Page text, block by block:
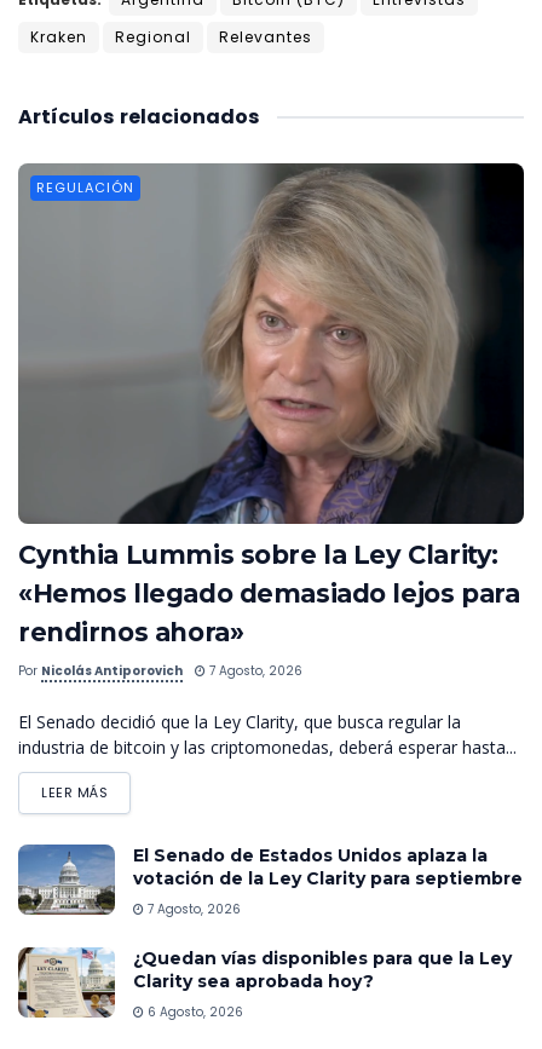
Kraken
Regional Relevantes
relacionados
Artículos
REGULACIÓN
Cynthia Lummis sobre la Ley Clarity:
«Hemos llegado demasiado lejos para
rendirnos ahora»
Por Nicolás Antiporovich 7 Agosto, 2026
El Senado decidió que la Ley Clarity, que busca regular la
industria de bitcoin y las criptomonedas, deberá esperar hasta...
LEER MÁS
El Senado de Estados Unidos aplaza la
votación de la Ley Clarity para septiembre
7 Agosto, 2026
¿Quedan vías disponibles para que la Ley
Clarity sea aprobada hoy?
6 Agosto, 2026